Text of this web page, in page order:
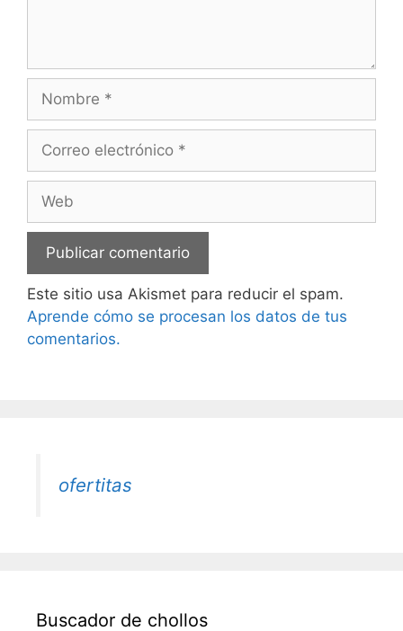
electrónico
Este sitio usa Akismet para reducir el spam.
Aprende cómo se procesan los datos de tus
comentarios.
ofertitas
Buscador de chollos